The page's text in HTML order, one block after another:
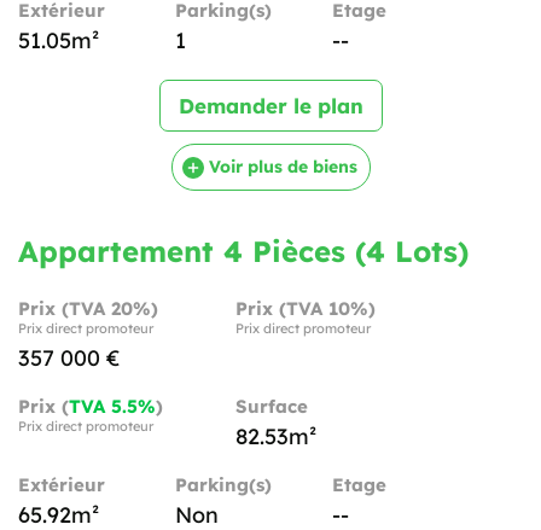
Extérieur
51.05m²
Parking(s)
1
Etage
--
Demander le plan
Voir plus de biens
Appartement 4 Pièces (4 Lots)
Prix (TVA 20%)
Prix direct promoteur
357 000 €
Prix (TVA 10%)
Prix direct promoteur
Prix (TVA 5.5%)
Prix direct promoteur
Surface
82.53m²
Extérieur
65.92m²
Parking(s)
Non
Etage
--